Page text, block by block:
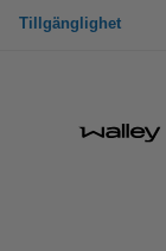
Tillgänglighet